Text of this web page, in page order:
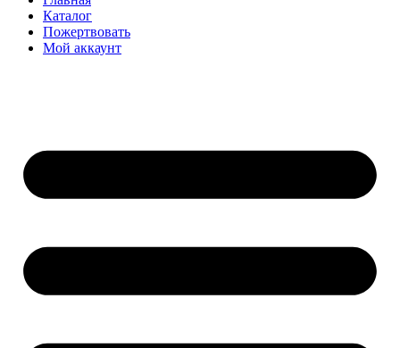
Каталог
Пожертвовать
Мой аккаунт